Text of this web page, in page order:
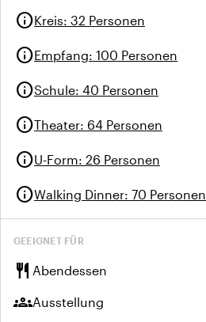
infoKreis: 32 Personen
infoEmpfang: 100 Personen
infoSchule: 40 Personen
infoTheater: 64 Personen
infoU-Form: 26 Personen
infoWalking Dinner: 70 Personen
GEEIGNET FÜR
restaurant Abendessen
groupsAusstellung